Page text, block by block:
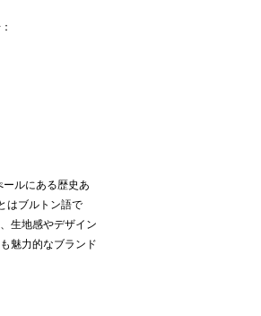
ルにある歴史あ
はブルトン語で
生地感やデザイン
魅力的なブランド